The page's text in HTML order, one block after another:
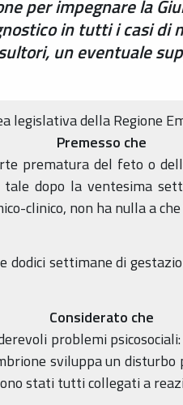
per impegnare la
in tutti i casi
un eventuale
legislativa della Regione
Premesso che
prematura del feto o
dopo la ventesima
clinico, non ha nulla a
dodici settimane di
Considerato che
problemi
sviluppa un disturbo
stati tutti collegati a